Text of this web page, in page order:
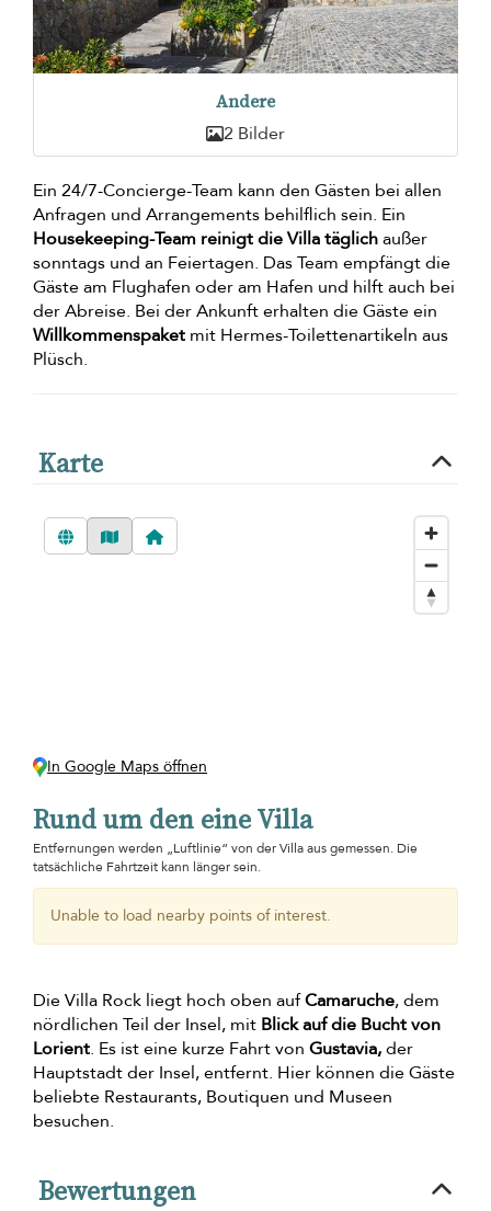
Andere
2 Bilder
Ein 24/7-Concierge-Team kann den Gästen bei allen
Anfragen und Arrangements behilflich sein. Ein
Housekeeping-Team reinigt die Villa täglichaußer
sonntags und an Feiertagen. Das Team empfängt die
Gäste am Flughafen oder am Hafen und hilft auch bei
der Abreise. Bei der Ankunft erhalten die Gäste ein
Willkommenspaket mit Hermes-Toilettenartikeln aus
Plüsch.
Karte
In Google Maps öffnen
Rund um den eine Villa
Entfernungen werden „Luftlinie“ von der Villa aus gemessen. Die
tatsächliche Fahrtzeit kann länger sein.
Unable to load nearby points of interest.
Die Villa Rock liegt hoch oben aufCamaruche, dem
nördlichen Teil der Insel, mit Blick auf die Bucht von
Lorient. Es ist eine kurze Fahrt von Gustavia,der
Hauptstadt der Insel, entfernt. Hier können die Gäste
beliebte Restaurants, Boutiquen und Museen
besuchen.
Bewertungen